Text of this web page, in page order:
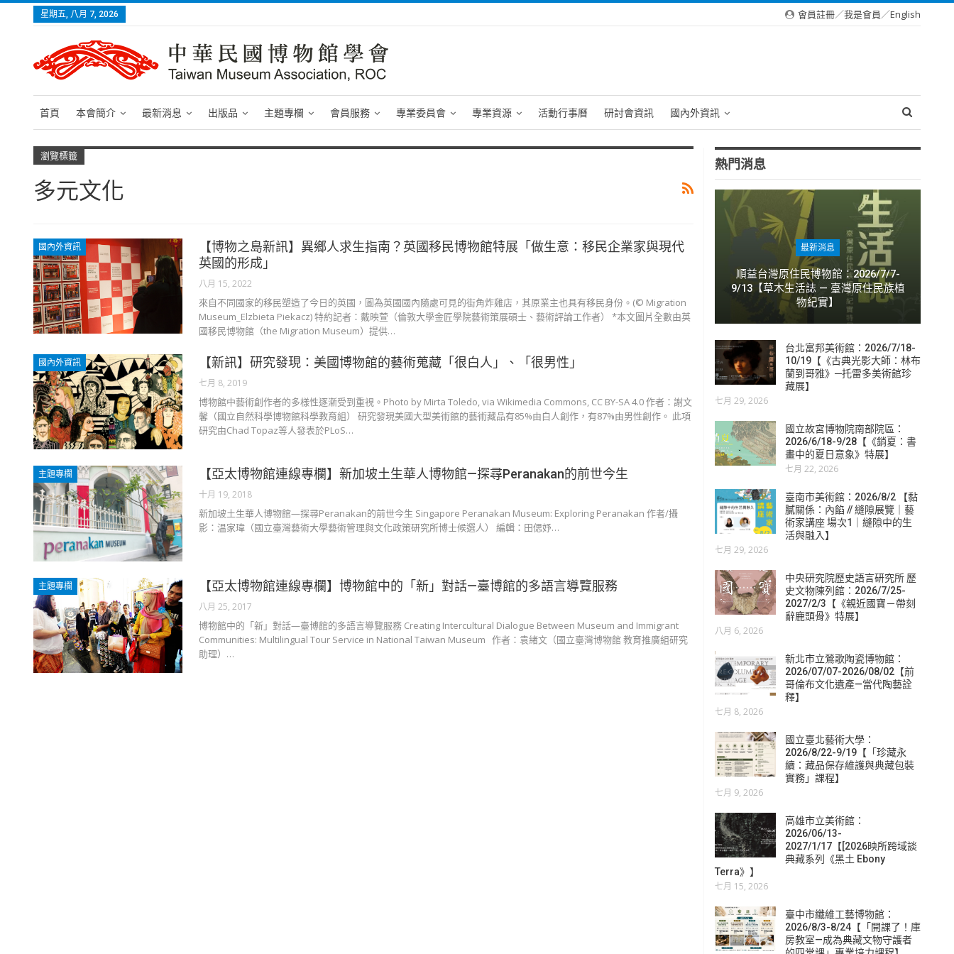
星期五, 八月 7, 2026 會員註冊／我是會員／English
首頁 本會簡介 最新消息 出版品 主題專欄 會員服務 專業委員會 專業資源 活動行事曆 研討會資訊 國內外資訊
瀏覽標籤
多元文化
國內外資訊
【博物之島新訊】異鄉人求生指南？英國移民博物館特展「做生意：移民企業家與現代
英國的形成」
八月 15, 2022
來自不同國家的移民塑造了今日的英國，圖為英國國內隨處可見的街角炸雞店，其原業主也具有移民身份。(© Migration
Museum_Elzbieta Piekacz) 特約記者：戴映萱（倫敦大學金匠學院藝術策展碩士、藝術評論工作者） *本文圖片全數由英
國移民博物館（the Migration Museum）提供…
國內外資訊 【新訊】研究發現：美國博物館的藝術蒐藏「很白人」、「很男性」
七月 8, 2019
博物館中藝術創作者的多樣性逐漸受到重視。Photo by Mirta Toledo, via Wikimedia Commons, CC BY-SA 4.0 作者：謝文
馨（國立自然科學博物館科學教育組） 研究發現美國大型美術館的藝術藏品有85%由白人創作，有87%由男性創作。 此項
研究由Chad Topaz等人發表於PLoS…
主題專欄 【亞太博物館連線專欄】新加坡土生華人博物館—探尋Peranakan的前世今生
十月 19, 2018
新加坡土生華人博物館—探尋Peranakan的前世今生 Singapore Peranakan Museum: Exploring Peranakan 作者∕攝
影：温家瑋（國立臺灣藝術大學藝術管理與文化政策研究所博士候選人） 編輯：田偲妤…
主題專欄 【亞太博物館連線專欄】博物館中的「新」對話—臺博館的多語言導覽服務
八月 25, 2017
博物館中的「新」對話—臺博館的多語言導覽服務 Creating Intercultural Dialogue Between Museum and Immigrant
Communities: Multilingual Tour Service in National Taiwan Museum 作者：袁緖文（國立臺灣博物館 教育推廣組研究
助理）…
熱門消息
最新消息
順益台灣原住民博物館：2026/7/7-
9/13【草木生活誌 — 臺灣原住民族植
物紀實】
台北富邦美術館：2026/7/18-
10/19【《古典光影大師：林布
蘭到哥雅》─托雷多美術館珍
藏展】
七月 29, 2026
國立故宮博物院南部院區：
2026/6/18-9/28【《銷夏：書
畫中的夏日意象》特展】
七月 22, 2026
臺南市美術館：2026/8/2 【黏
膩關係：內餡 // 縫隙展覽｜藝
術家講座 場次1｜縫隙中的生
活與融入】
七月 29, 2026
中央研究院歷史語言研究所 歷
史文物陳列館：2026/7/25-
2027/2/3【《親近國寶－帶刻
辭鹿頭骨》特展】
八月 6, 2026
新北市立鶯歌陶瓷博物館：
2026/07/07-2026/08/02【前
哥倫布文化遺產—當代陶藝詮
釋】
七月 8, 2026
國立臺北藝術大學：
2026/8/22-9/19【「珍藏永
續：藏品保存維護與典藏包裝
實務」課程】
七月 9, 2026
高雄市立美術館：
2026/06/13-
2027/1/17【[2026映所跨域談
典藏系列《黑土 Ebony
Terra》】
七月 15, 2026
臺中市纖維工藝博物館：
2026/8/3-8/24【「開課了！庫
房教室—成為典藏文物守護者